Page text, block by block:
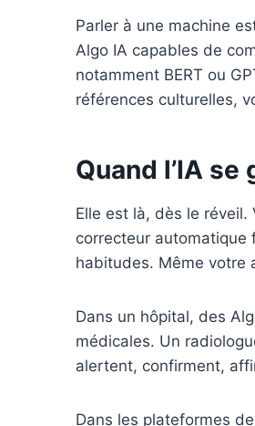
Parler à une machine
Algo IA capables de
notamment BERT ou
références culturelles,
Quand l’IA
Elle est là, dès le réveil.
correcteur automatique
habitudes. Même votre
Dans un hôpital, des
médicales. Un
alertent, confirment,
Dans les plateformes